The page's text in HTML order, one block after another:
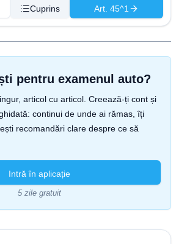
Cuprins Art. 45^1
pentru examenul auto?
articol cu articol. Creează-ți cont și
continui de unde ai rămas, îți
recomandări clare despre ce să
Intră în aplicație
5 zile gratuit